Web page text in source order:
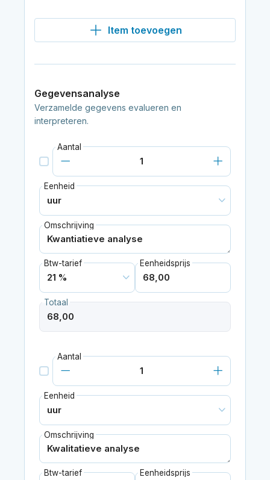
Item toevoegen
Gegevensanalyse
Verzamelde gegevens evalueren en
interpreteren.
Aantal
Eenheid
Omschrijving
Btw-tarief Eenheidsprijs
Totaal
Aantal
Eenheid
Omschrijving
Btw-tarief Eenheidsprijs